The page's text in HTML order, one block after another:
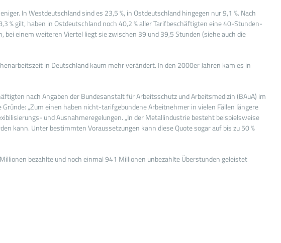
In Westdeutschland sind es 23,5 %, in Ostdeutschland hingegen nur 9,1 %. Nach
% gilt, haben in Ostdeutschland noch 40,2 % aller Tarifbeschäftigten eine 40-Stunden-
einem weiteren Viertel liegt sie zwischen 39 und 39,5 Stunden (siehe auch die
in Deutschland kaum mehr verändert. In den 2000er Jahren kam es in
nach Angaben der Bundesanstalt für Arbeitsschutz und Arbeitsmedizin (BAuA) im
„Zum einen haben nicht-tarifgebundene Arbeitnehmer in vielen Fällen längere
und Ausnahmeregelungen. „In der Metallindustrie besteht beispielsweise
kann. Unter bestimmten Voraussetzungen kann diese Quote sogar auf bis zu 50 %
bezahlte und noch einmal 941 Millionen unbezahlte Überstunden geleistet